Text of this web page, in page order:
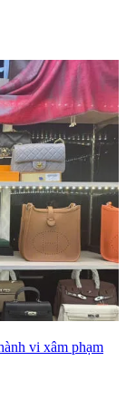
vi xâm phạm